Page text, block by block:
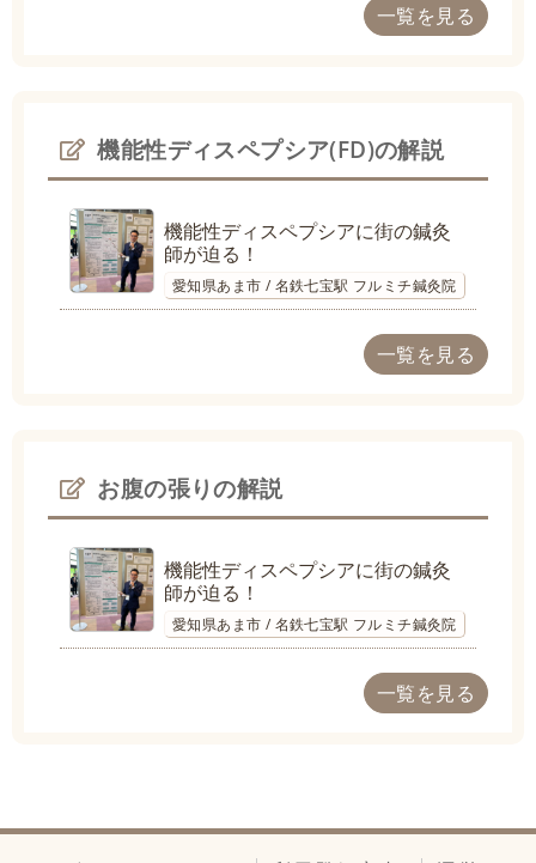
一覧を見る
機能性ディスペプシア(FD)の解説
機能性ディスペプシアに街の鍼灸
師が迫る！
愛知県あま市 / 名鉄七宝駅 フルミチ鍼灸院
一覧を見る
お腹の張りの解説
機能性ディスペプシアに街の鍼灸
師が迫る！
愛知県あま市 / 名鉄七宝駅 フルミチ鍼灸院
一覧を見る